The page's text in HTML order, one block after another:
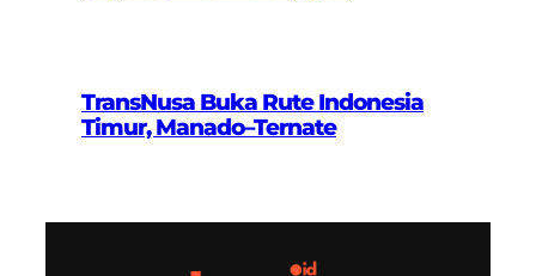
TransNusa Buka Rute Indonesia
Timur, Manado–Ternate